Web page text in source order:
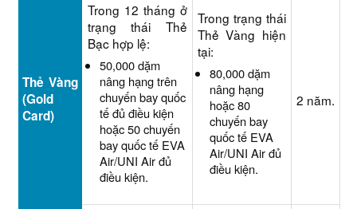
Thẻ Vàng
(Gold
Card)
Trong 12 tháng ở
trạng thái Thẻ
Bạc hợp lệ:
50,000 dặm
nâng hạng trên
chuyến bay quốc
tế đủ điều kiện
hoặc 50 chuyến
bay quốc tế EVA
Air/UNI Air đủ
điều kiện.
Trong trạng thái
Thẻ Vàng hiện
tại:
80,000 dặm
nâng hạng
hoặc 80
chuyến bay
quốc tế EVA
Air/UNI Air đủ
điều kiện.
2 năm.